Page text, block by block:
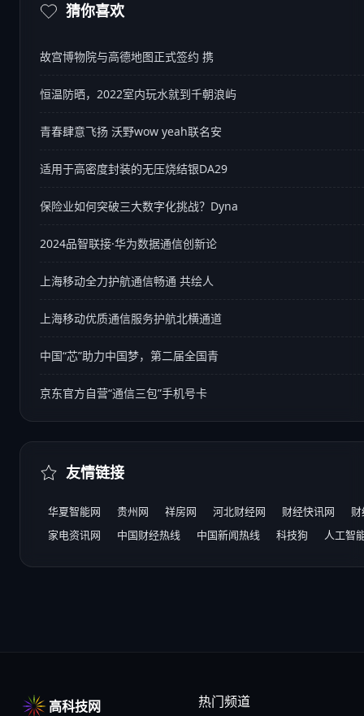
猜你喜欢
故宫博物院与高德地图正式签约 携
恒温防晒，2022室内玩水就到千朝浪屿
青春肆意飞扬 沃野wow yeah联名安
适用于高密度封装的无压烧结银DA29
保险业如何突破三大数字化挑战？Dyna
2024品智联接·华为数据通信创新论
上海移动全力护航通信畅通 共绘人
上海移动优质通信服务护航北横通道
中国“芯”助力中国梦，第二届全国青
京东官方自营“通信三包”手机号卡
友情链接
华夏智能网 贵州网 祥房网 河北财经网 财经快讯网
家电资讯网
中国财经热线 中国新闻热线 科技狗 人工智
高科技网 热门频道